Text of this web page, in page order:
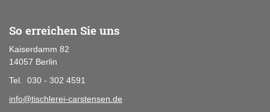
So erreichen Sie uns
Kaiserdamm 82
14057 Berlin
Tel. 030 - 302 4591
info@tischlerei-carstensen.de